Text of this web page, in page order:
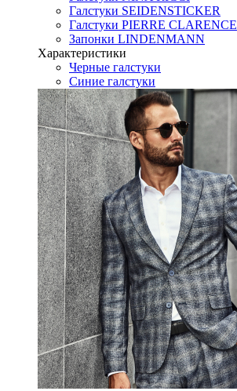
Галстуки SEIDENSTICKER
Галстуки PIERRE CLARENCE
Запонки LINDENMANN
Характеристики
Черные галстуки
Синие галстуки